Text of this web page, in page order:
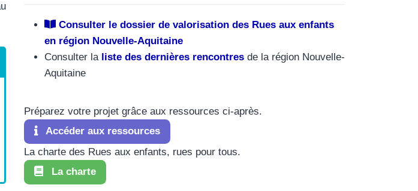
Consulter le dossier de valorisation des Rues aux enfants
en région Nouvelle-Aquitaine
Consulter la liste des dernières rencontres de la région Nouvelle-
Aquitaine
Préparez votre projet grâce aux ressources ci-après.
Accéder aux ressources
La charte des Rues aux enfants, rues pour tous.
La charte